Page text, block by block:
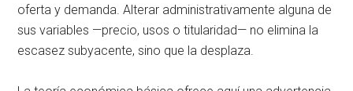
oferta y demanda. Alterar administrativamente alguna de
sus variables —precio, usos o titularidad— no elimina la
escasez subyacente, sino que la desplaza.